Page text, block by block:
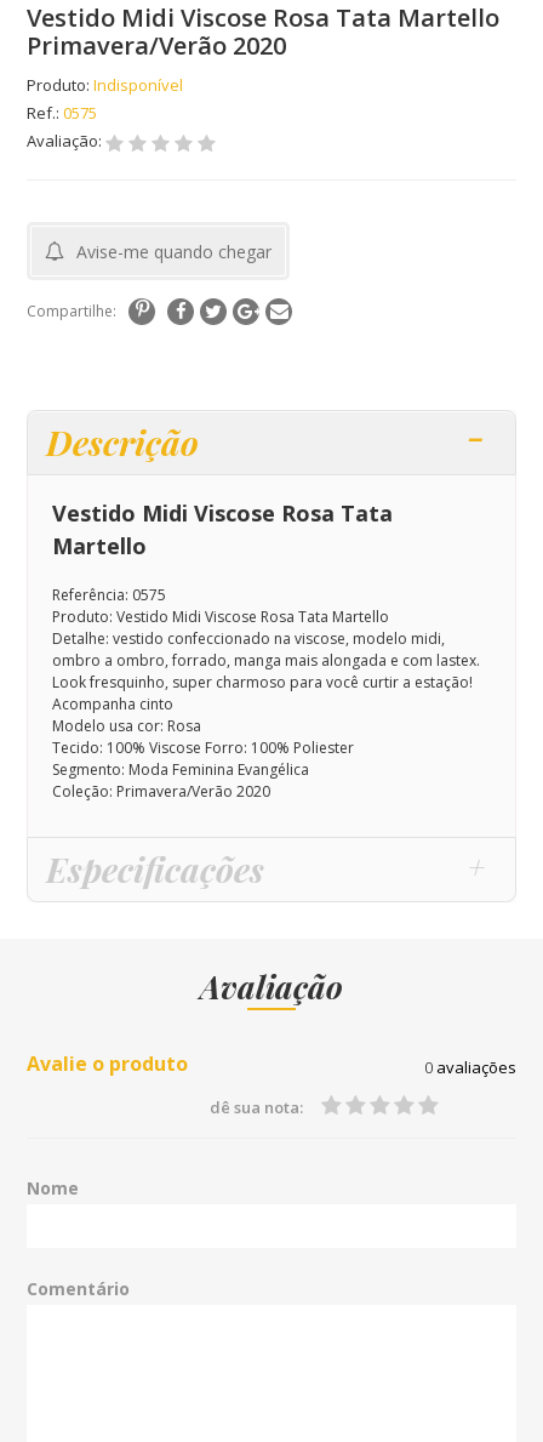
Vestido Midi Viscose Rosa Tata Martello
Primavera/Verão 2020
Produto: Indisponível
Ref.:0575
Avaliação:
Avise-me quando chegar
Compartilhe:
Descrição
Vestido Midi Viscose Rosa Tata
Martello
Referência: 0575
Produto: Vestido Midi Viscose Rosa Tata Martello
Detalhe: vestido confeccionado na viscose, modelo midi,
ombro a ombro, forrado, manga mais alongada e com lastex.
Look fresquinho, super charmoso para você curtir a estação!
Acompanha cinto
Modelo usa cor: Rosa
Tecido: 100% Viscose Forro: 100% Poliester
Segmento: Moda Feminina Evangélica
Coleção: Primavera/Verão 2020
Especificações
Avaliação
Avalie o produto 0avaliações
dê sua nota:
Nome
Comentário